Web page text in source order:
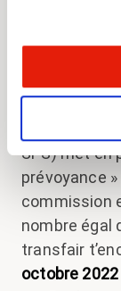
Il est
intérêts
adéquate
Pour ce
SPS) met en
prévoyance
commission
nombre égal
transfair
octobre 2022